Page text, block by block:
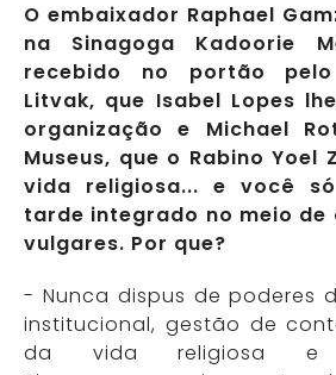
O embaixador Raphael
na Sinagoga Kadoorie
recebido no portão pelo
Litvak, que Isabel Lopes
organização e Michael
Museus, que o Rabino Yoel
vida religiosa... e você
tarde integrado no meio de
vulgares. Por que?
- Nunca dispus de poderes
institucional, gestão de
da vida religiosa e